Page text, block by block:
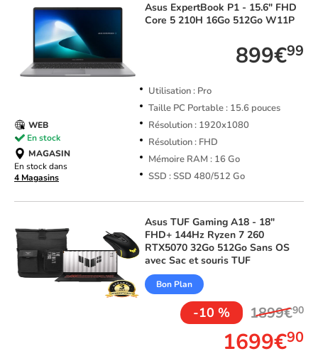
Asus ExpertBook P1 - 15.6" FHD
Core 5 210H 16Go 512Go W11P
899€99
Utilisation : Pro
Taille PC Portable : 15.6 pouces
Résolution : 1920x1080
Résolution : FHD
Mémoire RAM : 16 Go
SSD : SSD 480/512 Go
WEB
En stock
MAGASIN
En stock dans
4 Magasins
Asus TUF Gaming A18 - 18"
FHD+ 144Hz Ryzen 7 260
RTX5070 32Go 512Go Sans OS
avec Sac et souris TUF
Bon Plan
-10 % 1899€90
1699€90